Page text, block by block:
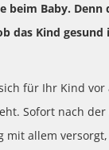
beim Baby. Denn
das Kind gesund
für Ihr Kind vor
Sofort nach
mit allem